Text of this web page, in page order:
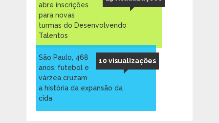
abre inscrições
para novas
turmas do Desenvolvendo
Talentos
10 visualizações
São Paulo, 468
anos: futebol e
várzea cruzam
a história da expansão da
cida